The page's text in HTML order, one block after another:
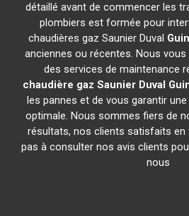
détaillé avant de commencer les
plombiers est formée pour
chaudières gaz Saunier Duval
anciennes ou récentes. Nous
des services de maintenance
chaudière gaz Saunier Duval
les pannes et de vous garantir
optimale. Nous sommes fiers de
résultats, nos clients satisfaits en
pas à consulter nos avis clients
nous